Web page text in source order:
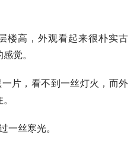
高，外观看起来很朴实古
觉。
，看不到一丝灯火，而外
丝寒光。